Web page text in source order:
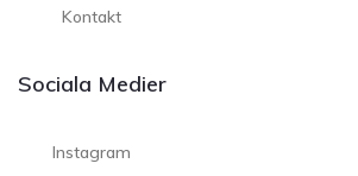
Kontakt
Sociala Medier
Instagram